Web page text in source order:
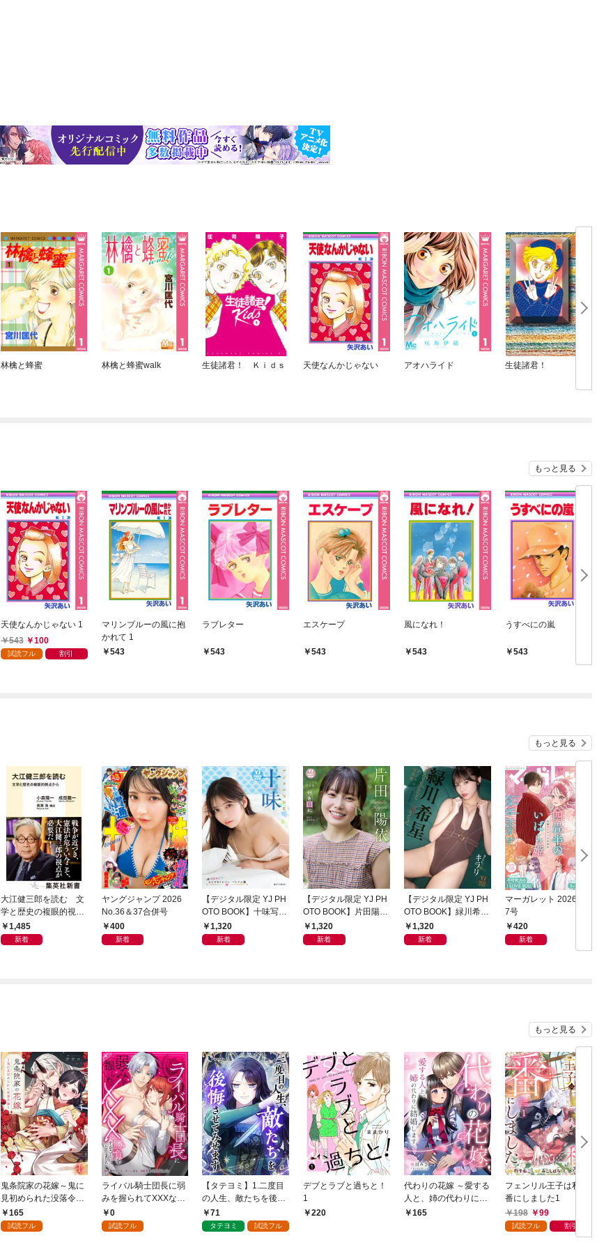
林檎と蜂蜜 林檎と蜂蜜walk 生徒諸君！ Ｋｉｄｓ 天使なんかじゃない アオハライド 生徒諸君！
もっと見る
天使なんかじゃない 1
543
100
試読フル 割引
マリンブルーの風に抱
かれて 1
543
ラブレター
543
エスケープ
543
風になれ！
543
うすべにの嵐
543
もっと見る
大江健三郎を読む 文
学と歴史の複眼的視点
から1,485
新着
ヤングジャンプ 2026
No.36＆37合併号
400
新着
【デジタル限定 YJ PH
OTO BOOK】十味写真
集「続・『ぽみ』！？
どこでもトレイン・ベ
1,320
新着
【デジタル限定 YJ PH
OTO BOOK】片田陽依
写真集「羽色日和」
1,320
新着
【デジタル限定 YJ PH
OTO BOOK】緑川希星
写真集「きらら、キラ
リ」
1,320
新着
マーガレット 2026年1
7号
420
新着
もっと見る
鬼条院家の花嫁～鬼に
見初められた没落令嬢
～１165
試読フル
ライバル騎士団長に弱
みを握られてXXXな勝
負をすることになりま
した第1話
0
試読フル
【タテヨミ】1.二度目
の人生、敵たちを後悔
させてみせます
71
タテヨミ 試読フル
デブとラブと過ちと！
1
220
代わりの花嫁 ～愛する
人と、姉の代わりに結
婚します～ 1
165
フェンリル王子は私を
番にしました1
198
99
試読フル 割引